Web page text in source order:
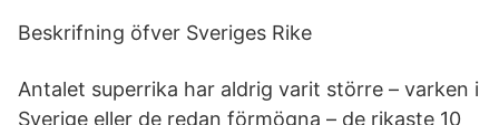
Beskrifning öfver Sveriges Rike
Antalet superrika har aldrig varit större – varken i
Sverige eller de redan förmögna – de rikaste 10